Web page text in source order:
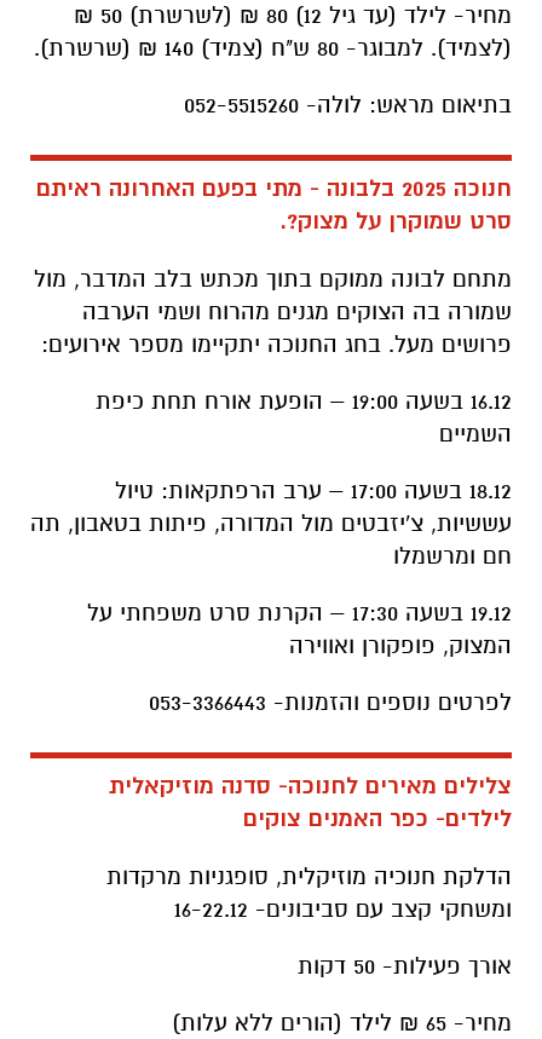
מחיר- לילד (עד גיל 12) 80 ₪ (לשרשרת) 50 ₪
(לצמיד). למבוגר- 80 ש"ח (צמיד) 140 ₪ (שרשרת).
בתיאום מראש: לולה- 052-5515260
חנוכה 2025 בלבונה - מתי בפעם האחרונה ראיתם
סרט שמוקרן על מצוק?.
מתחם לבונה ממוקם בתוך מכתש בלב המדבר, מול
שמורה בה הצוקים מגנים מהרוח ושמי הערבה
פרושים מעל. בחג החנוכה יתקיימו מספר אירועים:
16.12 בשעה 19:00 – הופעת אורח תחת כיפת
השמיים
18.12 בשעה 17:00 – ערב הרפתקאות: טיול
עששיות, צ'יזבטים מול המדורה, פיתות בטאבון, תה
חם ומרשמלו
19.12 בשעה 17:30 – הקרנת סרט משפחתי על
המצוק, פופקורן ואווירה
לפרטים נוספים והזמנות- 053-3366443
צלילים מאירים לחנוכה- סדנה מוזיקאלית
לילדים- כפר האמנים צוקים
הדלקת חנוכיה מוזיקלית, סופגניות מרקדות
ומשחקי קצב עם סביבונים- 16-22.12
אורך פעילות- 50 דקות
מחיר- 65 ₪ לילד (הורים ללא עלות)